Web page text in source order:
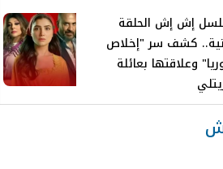
إش إش الحلقة
كشف سر "إخلاص
وعلاقتها بعائلة